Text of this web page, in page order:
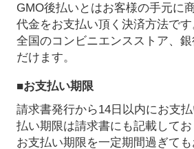
GMO後払いとはお客様の手元に
代金をお支払い頂く決済方法です
全国のコンビニエンスストア、
だけます。
■お支払い期限
請求書発行から14日以内にお支
払い期限は請求書にも記載してお
お支払い期限を一定期間過ぎて